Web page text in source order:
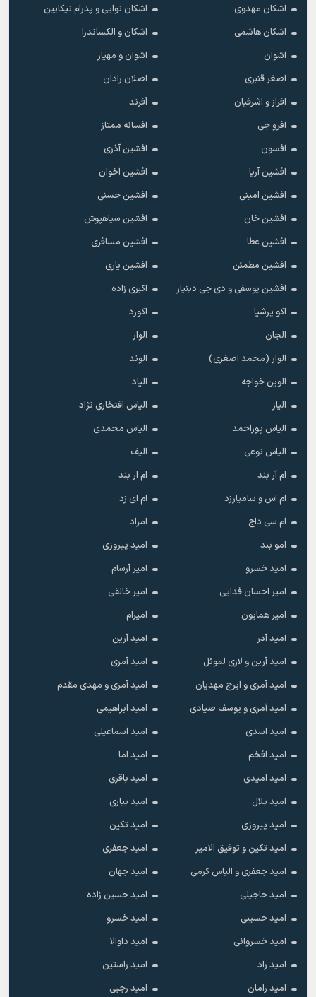
اشکان مهدوی
اشکان نوایی و پدرام نیکایین
اشکان هاشمی
اشکان و الکساندرا
اشوان
اشوان و مهیار
اصغر قنبری
اصلان رادان
افراز و اشرفیان
اَفرند
افرو جی
افسانه ممتاز
افسون
افشین آذری
افشین آریا
افشین اخوان
افشین امینی
افشین حسنی
افشین خان
افشین سیاهپوش
افشین عطا
افشین مسافری
افشین مطمئن
افشین یاری
افشین یوسفی و دی جی دینیار
اکبری زاده
اکو پرشیا
اکورد
الجان
الوار
الوار (محمد اصغری)
الوند
الوین خواجه
الیاد
الیاز
الیاس افتخاری نژاد
الیاس پوراحمد
الیاس محمدی
الیاس نوعی
الیف
ام آر بند
ام ار بند
ام اس و سامیارزد
ام ای زد
ام سی داج
امراد
امو بند
امید پیروزی
امید خسرو
امیر آرسام
امیر احسان فدایی
امیر خالقى
امیر همایون
امیرام
امید آذر
امید آرین
امید آرین و لاری لموئل
امید آمری
امید آمری و ایرج مهدیان
امید آمری و مهدی مقدم
امید آمری و یوسف صیادی
امید ابراهیمی
امید اسدی
امید اسماعیلی
امید افخم
امید اما
امید امیدی
امید باقری
امید بلال
امید بیاری
امید پیروزی
امید تکین
امید تکین و توفیق الامیر
امید جعفری
امید جعفری و الیاس کرمی
امید جهان
امید حاجیلی
امید حسین زاده
امید حسینی
امید خسرو
امید خسروانی
امید داوالا
امید راد
امید راستین
امید رامان
امید رجبی